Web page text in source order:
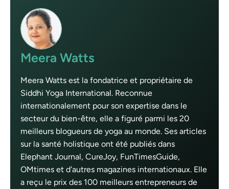
Meera Watts
Meera Watts est la fondatrice et propriétaire de
Siddhi Yoga International. Reconnue
internationalement pour son expertise dans le
secteur du bien-être, elle a figuré parmi les 20
meilleurs blogueurs de yoga au monde. Ses articles
sur la santé holistique ont été publiés dans
Elephant Journal, CureJoy, FunTimesGuide,
OMtimes et d'autres magazines internationaux. Elle
a reçu le prix des 100 meilleurs entrepreneurs de